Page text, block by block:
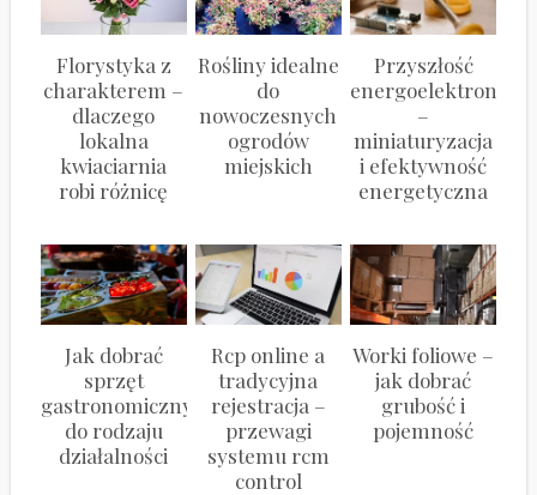
Florystyka z
charakterem –
dlaczego
lokalna
kwiaciarnia
robi różnicę
Rośliny idealne
do
nowoczesnych
ogrodów
miejskich
Przyszłość
energoelektroniki
–
miniaturyzacja
i efektywność
energetyczna
Jak dobrać
sprzęt
gastronomiczny
do rodzaju
działalności
Rcp online a
tradycyjna
rejestracja –
przewagi
systemu rcm
control
Worki foliowe –
jak dobrać
grubość i
pojemność